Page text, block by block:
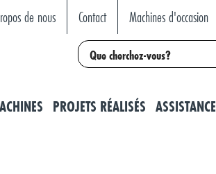
de nous Contact Machines d'occasion
PROJETS RÉALISÉS ASSISTANCE